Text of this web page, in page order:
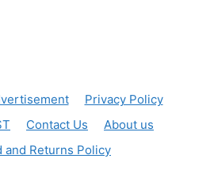
Privacy Policy
Contact Us
About us
and Returns Policy